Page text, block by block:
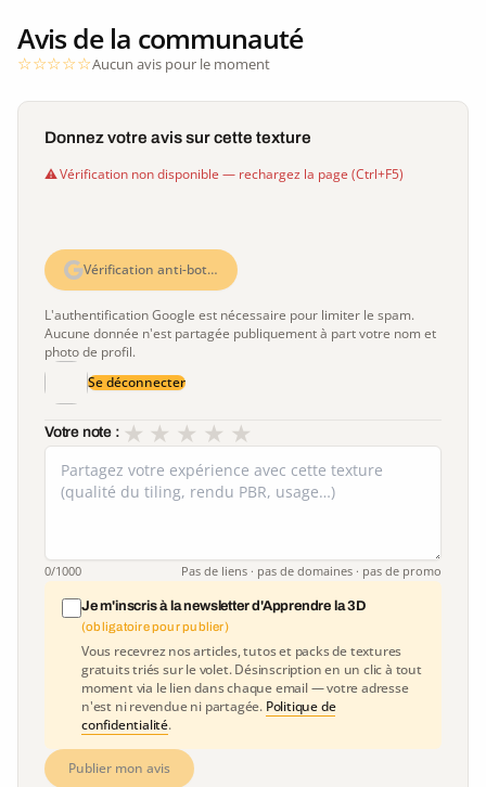
Avis de la communauté
Aucun avis pour le moment
Donnez votre avis sur cette texture
Vérification non disponible — rechargez la page (Ctrl+F5)
Vérification anti-bot…
L'authentification Google est nécessaire pour limiter le spam.
Aucune donnée n'est partagée publiquement à part votre nom et
photo de profil.
Se déconnecter
Votre note : ★
★
★
★
★
0/1000 Pas de liens · pas de domaines · pas de promo
Je m'inscris à la newsletter d'Apprendre la 3D
(obligatoire pour publier)
Vous recevrez nos articles, tutos et packs de textures
gratuits triés sur le volet. Désinscription en un clic à tout
moment via le lien dans chaque email — votre adresse
n'est ni revendue ni partagée. Politique de
confidentialité.
Publier mon avis